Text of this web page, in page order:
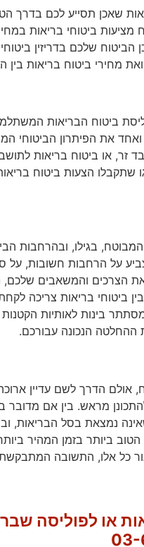
שאכן תסייע לכם בדרך
ביטוחי בריאות
שלכם בדריזין
מחירי ביטוח בריאות בין
ביטוח הבריאות
את הפיתרון הביטוחי
זר, או ביטוח בריאות
שתקבלו הצעות ביטוח
בגילו, ובהרחבות
על הרחבות חשובות,
הצרכים והמשאבים שלכם,
בין ביטוחי בריאות צריכה
בינות לאותיות הקטנות
הנכונה עבורכם.
אולם הדרך לשם עדיין
מראש. בין אם
נמצאת בסל הבריאות,
ביותר בזמן המהיר
כל אלו, התשובה
או לפוליסה